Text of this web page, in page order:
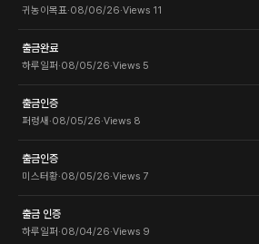
귀농이목표·08/06/26·Views 11
출금완료
하루일퍼·08/05/26·Views 5
출금인증
퍼렁새 ·08/05/26·Views 8
출금인증
미스터황·08/05/26·Views 7
출금 인증
하루일퍼·08/04/26·Views 9